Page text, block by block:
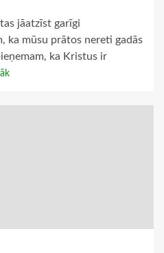
jāatzīst garīgi
ka mūsu prātos nereti gadās
ka Kristus ir